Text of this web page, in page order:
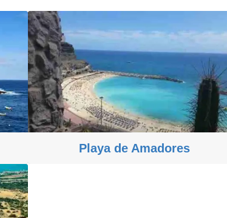
Playa de Amadores